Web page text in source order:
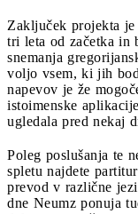
Zaključek projekta
tri leta od začetka in
snemanja
voljo vsem, ki jih
napevov ​​je že
istoimenske
ugledala pred nekaj
Poleg poslušanja te
spletu najdete
prevod v različne
dne Neumz ponuja